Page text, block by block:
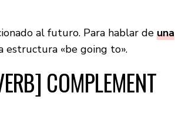
al futuro. Para hablar de una
estructura «be going to».
COMPLEMENT